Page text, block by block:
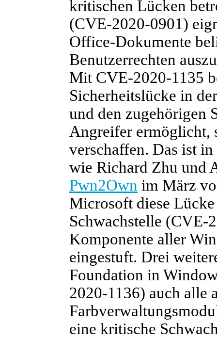
kritischen Lücken
(CVE-2020-0901)
Office-Dokumente
Benutzerrechten
Mit CVE-2020-1135
Sicherheitslücke in
und den zugehörigen
Angreifer ermöglicht,
verschaffen. Das ist
wie Richard Zhu und
Pwn2Own im März
Microsoft diese
Schwachstelle (CVE-
Komponente aller
eingestuft. Drei
Foundation in
2020-1136) auch alle
eine kritische